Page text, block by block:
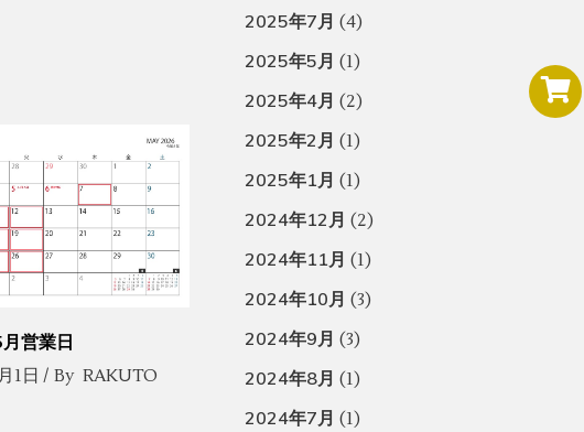
営業日
1日
By RAKUTO
2025年7月 (4)
2025年5月 (1)
2025年4月 (2)
2025年2月 (1)
2025年1月 (1)
2024年12月 (2)
2024年11月 (1)
2024年10月 (3)
2024年9月 (3)
2024年8月 (1)
2024年7月 (1)